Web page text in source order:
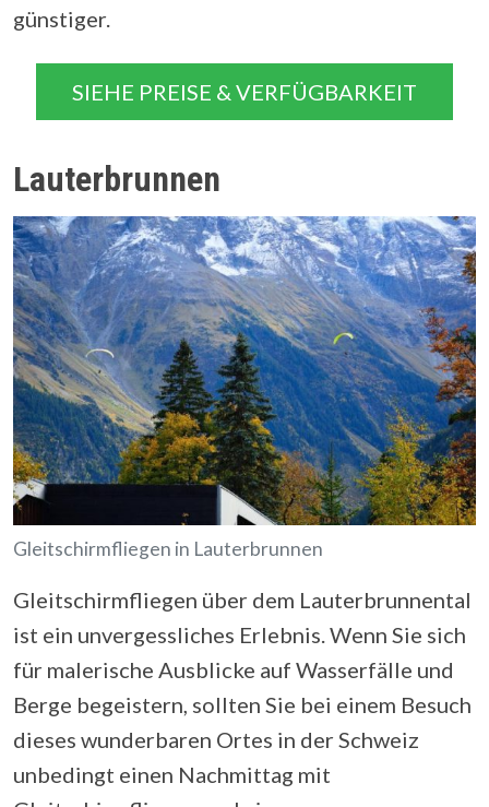
günstiger.
SIEHE PREISE & VERFÜGBARKEIT
Lauterbrunnen
Gleitschirmfliegen in Lauterbrunnen
Gleitschirmfliegen über dem Lauterbrunnental
ist ein unvergessliches Erlebnis. Wenn Sie sich
für malerische Ausblicke auf Wasserfälle und
Berge begeistern, sollten Sie bei einem Besuch
dieses wunderbaren Ortes in der Schweiz
unbedingt einen Nachmittag mit